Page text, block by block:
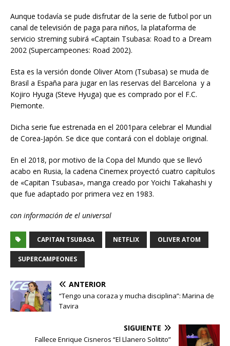
Aunque todavía se pude disfrutar de la serie de futbol por un
canal de televisión de paga para niños, la plataforma de
servicio streming subirá «Captain Tsubasa: Road to a Dream
2002 (Supercampeones: Road 2002).
Esta es la versión donde Oliver Atom (Tsubasa) se muda de
Brasil a España para jugar en las reservas del Barcelona y a
Kojiro Hyuga (Steve Hyuga) que es comprado por el F.C.
Piemonte.
Dicha serie fue estrenada en el 2001para celebrar el Mundial
de Corea-Japón. Se dice que contará con el doblaje original.
En el 2018, por motivo de la Copa del Mundo que se llevó
acabo en Rusia, la cadena Cinemex proyectó cuatro capítulos
de «Capitan Tsubasa», manga creado por Yoichi Takahashi y
que fue adaptado por primera vez en 1983.
con información de el universal
CAPITAN TSUBASA NETFLIX OLIVER ATOM
SUPERCAMPEONES
ANTERIOR
“Tengo una coraza y mucha disciplina”: Marina de
Tavira
SIGUIENTE
Fallece Enrique Cisneros “El Llanero Solitito”